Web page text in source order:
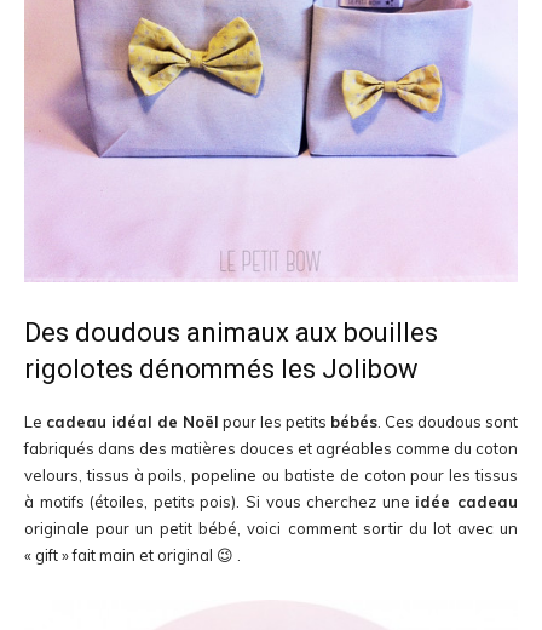
Des doudous animaux aux bouilles
rigolotes dénommés les Jolibow
Le cadeau idéal de Noël pour les petits bébés . Ces doudous sont
fabriqués dans des matières douces et agréables comme du coton
velours, tissus à poils, popeline ou batiste de coton pour les tissus
à motifs (étoiles, petits pois). Si vous cherchez une idée cadeau
originale pour un petit bébé, voici comment sortir du lot avec un
« gift » fait main et original 😉 .